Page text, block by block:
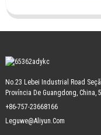
No.23 Lebei Industrial Road
Província De Guangdong, China,
+86-757-23668166
Leguwe@aliyun.com